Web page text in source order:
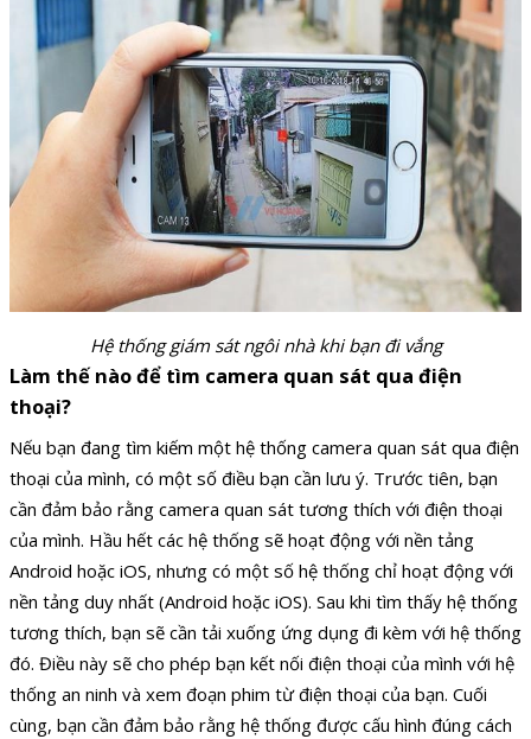
Hệ thống giám sát ngôi nhà khi bạn đi vắng
Làm thế nào để tìm camera quan sát qua điện
thoại?
Nếu bạn đang tìm kiếm một hệ thống camera quan sát qua điện
thoại của mình, có một số điều bạn cần lưu ý. Trước tiên, bạn
cần đảm bảo rằng camera quan sát tương thích với điện thoại
của mình. Hầu hết các hệ thống sẽ hoạt động với nền tảng
Android hoặc iOS, nhưng có một số hệ thống chỉ hoạt động với
nền tảng duy nhất (Android hoặc iOS). Sau khi tìm thấy hệ thống
tương thích, bạn sẽ cần tải xuống ứng dụng đi kèm với hệ thống
đó. Điều này sẽ cho phép bạn kết nối điện thoại của mình với hệ
thống an ninh và xem đoạn phim từ điện thoại của bạn. Cuối
cùng, bạn cần đảm bảo rằng hệ thống được cấu hình đúng cách